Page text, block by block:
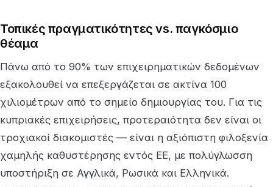
Τοπικές πραγματικότητες vs. παγκόσμιο
θέαμα
Πάνω από το 90% των επιχειρηματικών δεδομένων
εξακολουθεί να επεξεργάζεται σε ακτίνα 100
χιλιομέτρων από το σημείο δημιουργίας του. Για τις
κυπριακές επιχειρήσεις, προτεραιότητα δεν είναι οι
τροχιακοί διακομιστές — είναι η αξιόπιστη φιλοξενία
χαμηλής καθυστέρησης εντός ΕΕ, με πολύγλωσση
υποστήριξη σε Αγγλικά, Ρωσικά και Ελληνικά.